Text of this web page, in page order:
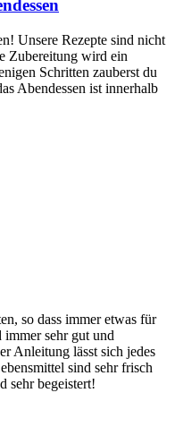
Unsere Rezepte sind nicht
Zubereitung wird ein
Schritten zauberst du
Abendessen ist innerhalb
so dass immer etwas für
immer sehr gut und
Anleitung lässt sich jedes
sind sehr frisch
sehr begeistert!